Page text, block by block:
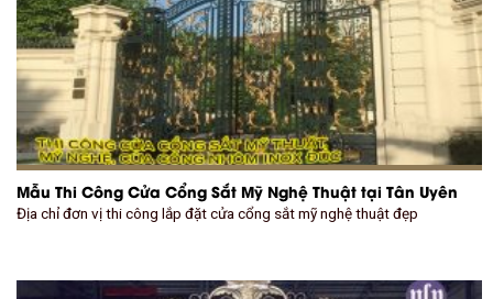
Mẫu Thi Công Cửa Cổng Sắt Mỹ Nghệ Thuật tại Tân Uyên
Địa chỉ đơn vị thi công lắp đặt cửa cổng sắt mỹ nghệ thuật đẹp